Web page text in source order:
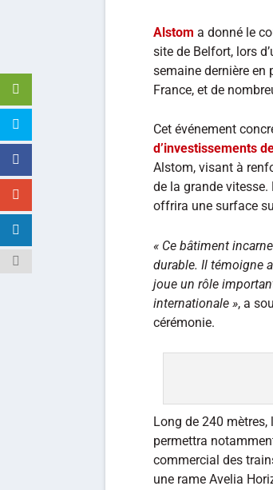
Alstom a donné le
site de Belfort, lors
semaine dernière en
France, et de
Cet événement
d’investissements
Alstom, visant à
de la grande
offrira une surface
« Ce bâtiment
durable. Il témoigne
joue un rôle
internationale », a
cérémonie.
Long de 240
permettra
commercial des
une rame Avelia